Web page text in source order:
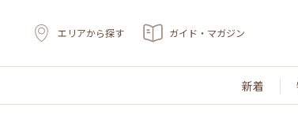
エリアから探す ガイド・マガジン
新着